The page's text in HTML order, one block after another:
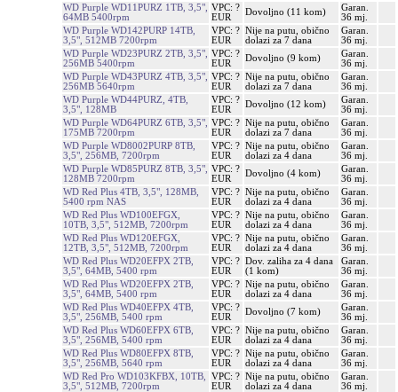
WD Purple WD11PURZ 1TB, 3,5",
64MB 5400rpm
VPC: ?
EUR
Dovoljno (11 kom)
Garan.
36 mj.
WD Purple WD142PURP 14TB,
3,5", 512MB 7200rpm
VPC: ?
EUR
Nije na putu, obično
dolazi za 7 dana
Garan.
36 mj.
WD Purple WD23PURZ 2TB, 3,5",
256MB 5400rpm
VPC: ?
EUR
Dovoljno (9 kom)
Garan.
36 mj.
WD Purple WD43PURZ 4TB, 3,5",
256MB 5640rpm
VPC: ?
EUR
Nije na putu, obično
dolazi za 7 dana
Garan.
36 mj.
WD Purple WD44PURZ, 4TB,
3,5", 128MB
VPC: ?
EUR
Dovoljno (12 kom)
Garan.
36 mj.
WD Purple WD64PURZ 6TB, 3,5",
175MB 7200rpm
VPC: ?
EUR
Nije na putu, obično
dolazi za 7 dana
Garan.
36 mj.
WD Purple WD8002PURP 8TB,
3,5", 256MB, 7200rpm
VPC: ?
EUR
Nije na putu, obično
dolazi za 4 dana
Garan.
36 mj.
WD Purple WD85PURZ 8TB, 3,5",
128MB 7200rpm
VPC: ?
EUR
Dovoljno (4 kom)
Garan.
36 mj.
WD Red Plus 4TB, 3,5", 128MB,
5400 rpm NAS
VPC: ?
EUR
Nije na putu, obično
dolazi za 4 dana
Garan.
36 mj.
WD Red Plus WD100EFGX,
10TB, 3,5", 512MB, 7200rpm
VPC: ?
EUR
Nije na putu, obično
dolazi za 4 dana
Garan.
36 mj.
WD Red Plus WD120EFGX,
12TB, 3,5", 512MB, 7200rpm
VPC: ?
EUR
Nije na putu, obično
dolazi za 4 dana
Garan.
36 mj.
WD Red Plus WD20EFPX 2TB,
3,5", 64MB, 5400 rpm
VPC: ?
EUR
Dov. zaliha za 4 dana
(1 kom)
Garan.
36 mj.
WD Red Plus WD20EFPX 2TB,
3,5", 64MB, 5400 rpm
VPC: ?
EUR
Nije na putu, obično
dolazi za 4 dana
Garan.
36 mj.
WD Red Plus WD40EFPX 4TB,
3,5", 256MB, 5400 rpm
VPC: ?
EUR
Dovoljno (7 kom)
Garan.
36 mj.
WD Red Plus WD60EFPX 6TB,
3,5", 256MB, 5400 rpm
VPC: ?
EUR
Nije na putu, obično
dolazi za 4 dana
Garan.
36 mj.
WD Red Plus WD80EFPX 8TB,
3,5", 256MB, 5640 rpm
VPC: ?
EUR
Nije na putu, obično
dolazi za 4 dana
Garan.
36 mj.
WD Red Pro WD103KFBX, 10TB,
3,5", 512MB, 7200rpm
VPC: ?
EUR
Nije na putu, obično
dolazi za 4 dana
Garan.
36 mj.